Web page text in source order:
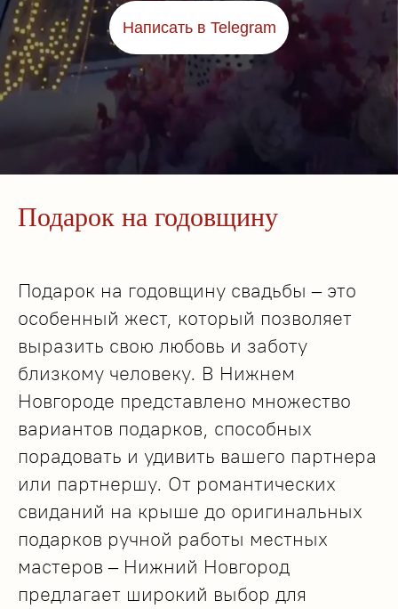
Написать в Telegram
Подарок на годовщину
Подарок на годовщину свадьбы – это
особенный жест, который позволяет
выразить свою любовь и заботу
близкому человеку. В Нижнем
Новгороде представлено множество
вариантов подарков, способных
порадовать и удивить вашего партнера
или партнершу. От романтических
свиданий на крыше до оригинальных
подарков ручной работы местных
мастеров – Нижний Новгород
предлагает широкий выбор для